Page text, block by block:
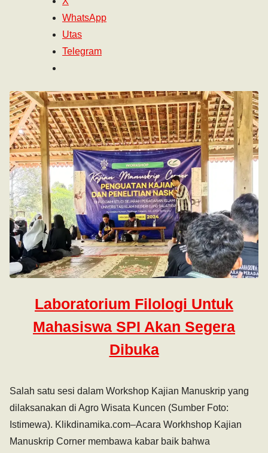
WhatsApp
Utas
Telegram
Laboratorium Filologi Untuk
Mahasiswa SPI Akan Segera
Dibuka
Salah satu sesi dalam Workshop Kajian Manuskrip yang
dilaksanakan di Agro Wisata Kuncen (Sumber Foto:
Istimewa). Klikdinamika.com–Acara Workhshop Kajian
Manuskrip Corner membawa kabar baik bahwa